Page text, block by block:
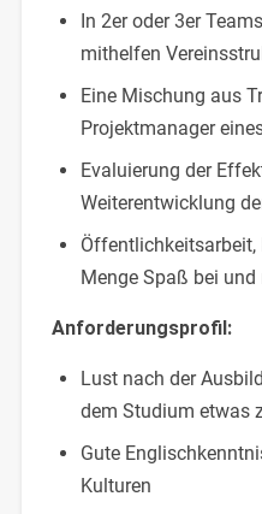
In 2er oder 3er
mithelfen
Eine Mischung aus
Projektmanager
Evaluierung der
Weiterentwicklung
Menge Spaß bei
Anforderungsprofil:
Lust nach der
dem Studium etwas
Gute
Kulturen